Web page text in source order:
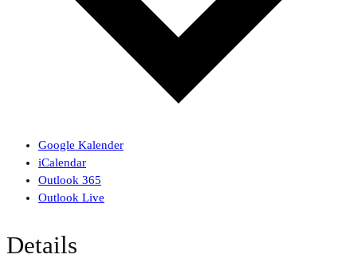
Google Kalender
iCalendar
Outlook 365
Outlook Live
Details